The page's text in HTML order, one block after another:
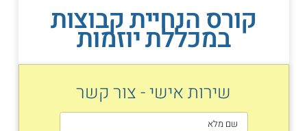
קורס הנחיית קבוצות
במכללת יוזמות
שירות אישי - צור קשר